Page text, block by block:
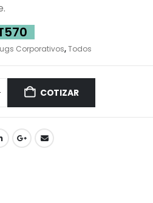
Corporativos,Todos
COTIZAR